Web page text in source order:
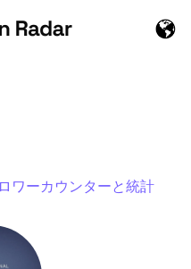
ワーカウンターと統計